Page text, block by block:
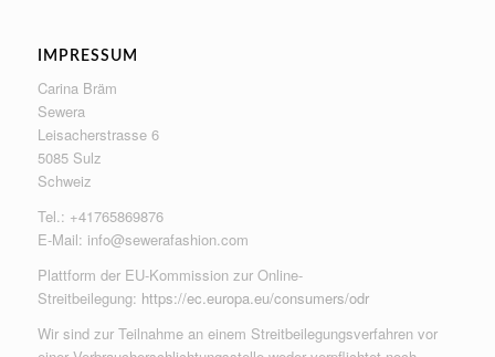
IMPRESSUM
Carina Bräm
Sewera
Leisacherstrasse 6
5085 Sulz
Schweiz
Tel.: +41765869876
E-Mail: info@sewerafashion.com
Plattform der EU-Kommission zur Online-
Streitbeilegung: https://ec.europa.eu/consumers/odr
Wir sind zur Teilnahme an einem Streitbeilegungsverfahren vor